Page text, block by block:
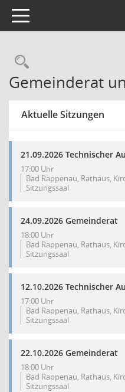
Toggle navigation
Gemeinderat
Aktuelle Sitzungen
21.09.2026 Technischer
17:00 Uhr
Bad Rappenau, Rathaus,
Sitzungssaal
24.09.2026 Gemeinderat
18:00 Uhr
Bad Rappenau, Rathaus,
Sitzungssaal
12.10.2026 Technischer
17:00 Uhr
Bad Rappenau, Rathaus,
Sitzungssaal
22.10.2026 Gemeinderat
18:00 Uhr
Bad Rappenau, Rathaus,
Sitzungssaal